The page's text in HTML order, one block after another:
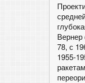
Вернер
78, с
1955-